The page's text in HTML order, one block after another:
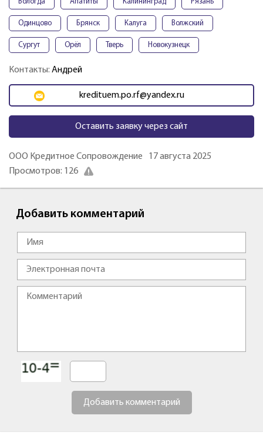
Вологда Апатиты Калининград Рязань
Одинцово Брянск Калуга Волжский
Сургут Орёл Тверь Новокузнецк
Контакты: Андрей
kredituem.po.rf@yandex.ru
Оставить заявку через сайт
ООО Кредитное Сопровождение
17 августа 2025
Просмотров: 126
Добавить комментарий
Добавить комментарий